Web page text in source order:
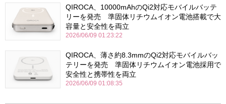
QIROCA、10000mAhのQi2対応モバイルバッテ
リーを発売 準固体リチウムイオン電池搭載で大
容量と安全性を両立
2026/06/09 01:23:22
QIROCA、薄さ約8.3mmのQi2対応モバイルバッ
テリーを発売 準固体リチウムイオン電池採用で
安全性と携帯性を両立
2026/06/09 01:08:35